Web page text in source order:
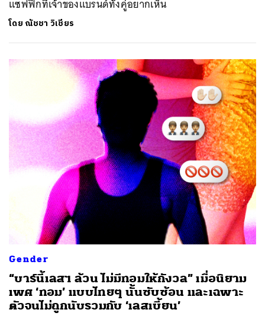
แซฟฟิกที่เจ้าของแบรนด์ทั้งคู่อยากเห็น
โดย ณัชชา วิเชียร
Gender
“บาร์นี้เลสฯ ล้วน ไม่มีทอมให้กังวล” เมื่อนิยาม
เพศ ‘ทอม’ แบบไทยๆ นั้นซับซ้อน และเฉพาะ
ตัวจนไม่ถูกนับรวมกับ ‘เลสเบี้ยน’